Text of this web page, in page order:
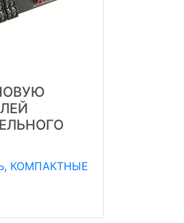
КОМПАКТНЫЕ